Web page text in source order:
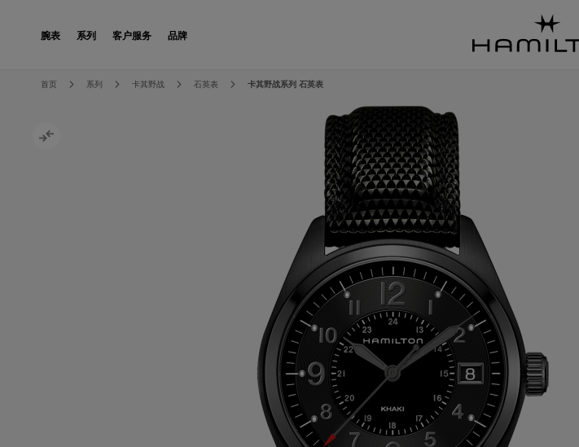
腕表 系列 客户服务 品牌
Skip to the beginning of the images gallery
首页 系列 卡其野战 石英表 卡其野战系列 石英表